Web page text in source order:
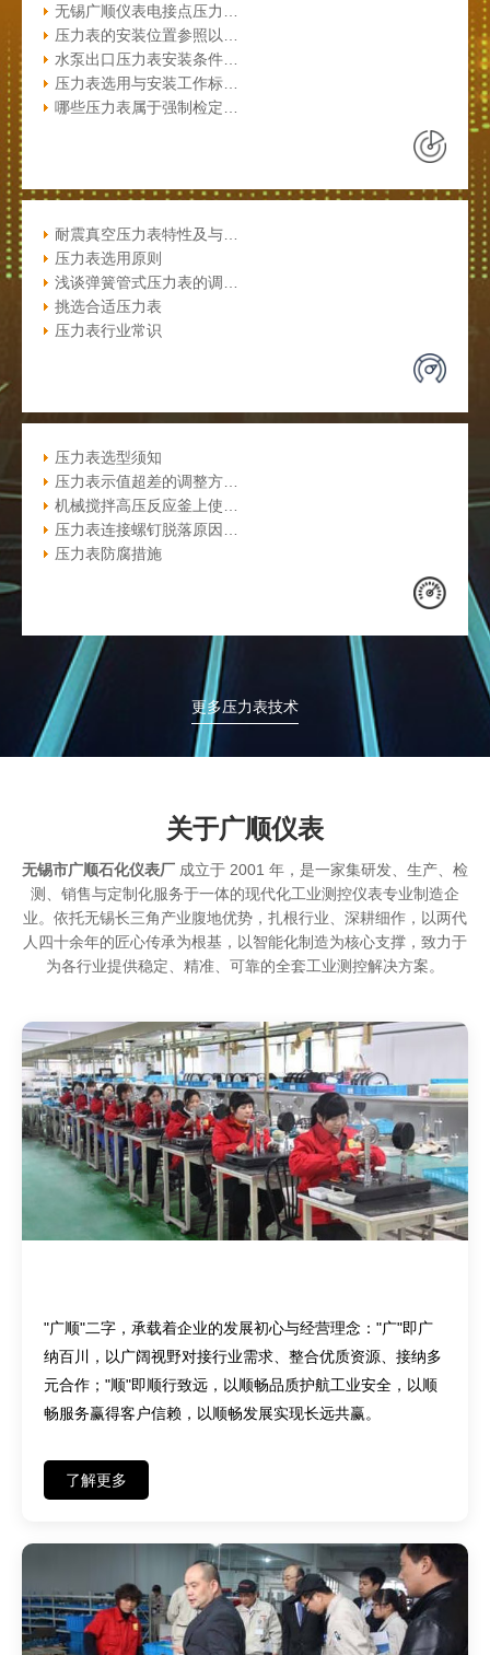
无锡广顺仪表电接点压力…
压力表的安装位置参照以…
水泵出口压力表安装条件…
压力表选用与安装工作标…
哪些压力表属于强制检定…
耐震真空压力表特性及与…
压力表选用原则
浅谈弹簧管式压力表的调…
挑选合适压力表
压力表行业常识
压力表选型须知
压力表示值超差的调整方…
机械搅拌高压反应釜上使…
压力表连接螺钉脱落原因…
压力表防腐措施
更多压力表技术
关于广顺仪表
无锡市广顺石化仪表厂 成立于 2001 年，是一家集研发、生产、检
测、销售与定制化服务于一体的现代化工业测控仪表专业制造企
业。依托无锡长三角产业腹地优势，扎根行业、深耕细作，以两代
人四十余年的匠心传承为根基，以智能化制造为核心支撑，致力于
为各行业提供稳定、精准、可靠的全套工业测控解决方案。
"广顺"二字，承载着企业的发展初心与经营理念："广"即广
纳百川，以广阔视野对接行业需求、整合优质资源、接纳多
元合作；"顺"即顺行致远，以顺畅品质护航工业安全，以顺
畅服务赢得客户信赖，以顺畅发展实现长远共赢。
了解更多